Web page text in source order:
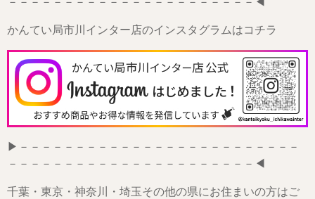
かんてい局市川インター店のインスタグラムはコチラ
▶－－－－－－－－－－－－－－－－－－－－－－－－－
－－－－－－－－－－－－－－－－－－－－－－◀
千葉・東京・神奈川・埼玉その他の県にお住まいの方はご